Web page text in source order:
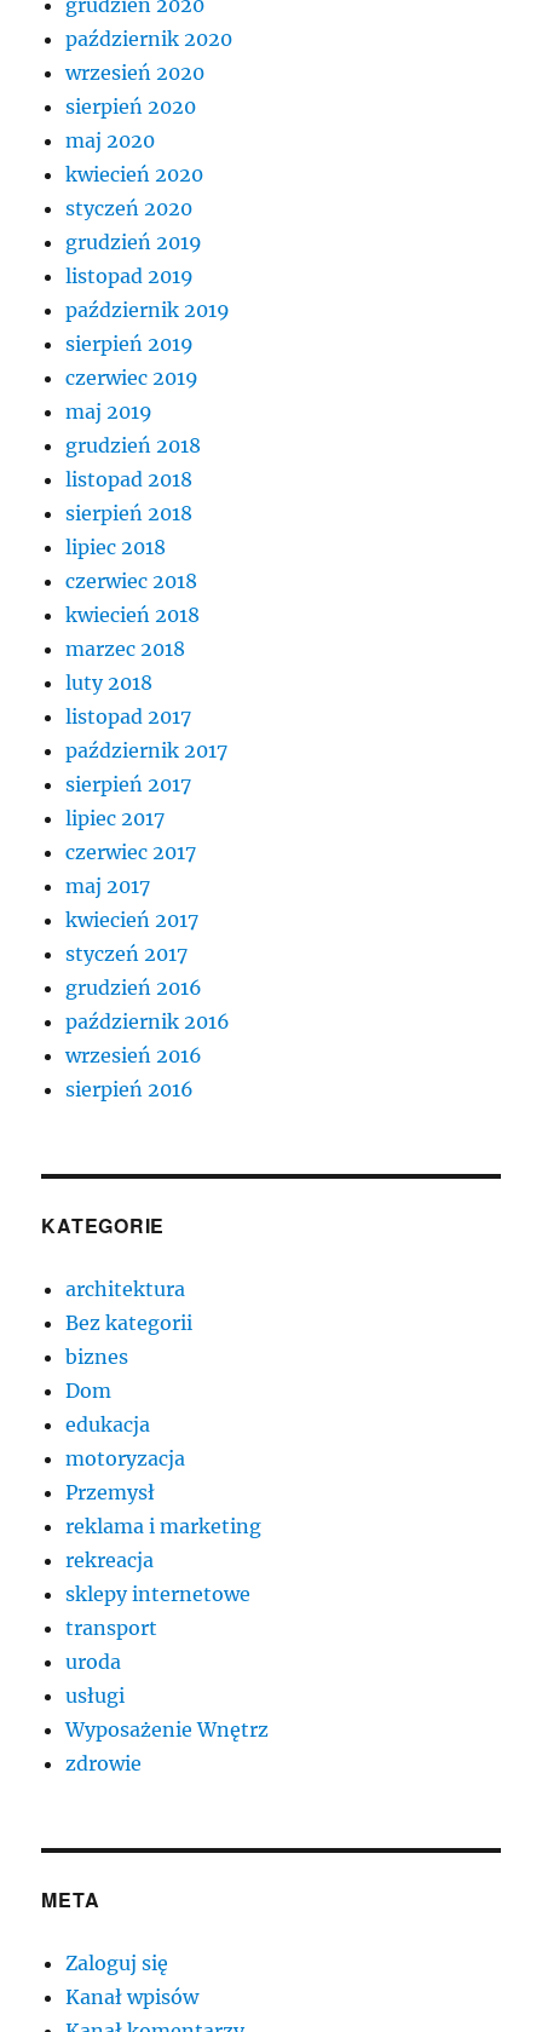
październik 2020
wrzesień 2020
sierpień 2020
maj 2020
kwiecień 2020
styczeń 2020
grudzień 2019
listopad 2019
październik 2019
sierpień 2019
czerwiec 2019
maj 2019
grudzień 2018
listopad 2018
sierpień 2018
lipiec 2018
czerwiec 2018
kwiecień 2018
marzec 2018
luty 2018
listopad 2017
październik 2017
sierpień 2017
lipiec 2017
czerwiec 2017
maj 2017
kwiecień 2017
styczeń 2017
grudzień 2016
październik 2016
wrzesień 2016
sierpień 2016
KATEGORIE
architektura
Bez kategorii
biznes
Dom
edukacja
motoryzacja
Przemysł
reklama i marketing
rekreacja
sklepy internetowe
transport
uroda
usługi
Wyposażenie Wnętrz
zdrowie
META
Zaloguj się
Kanał wpisów